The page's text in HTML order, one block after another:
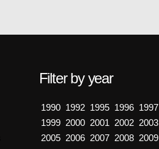
Filter by year
1990 1992 1995 1996 1997
1999 2000 2001 2002 2003
2005 2006 2007 2008 2009